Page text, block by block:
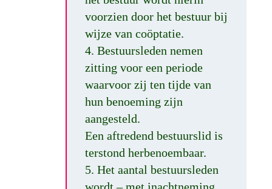
voorzien door het bestuur bij
wijze van coöptatie.
4. Bestuursleden nemen
zitting voor een periode
waarvoor zij ten tijde van
hun benoeming zijn
aangesteld.
Een aftredend bestuurslid is
terstond herbenoembaar.
5. Het aantal bestuursleden